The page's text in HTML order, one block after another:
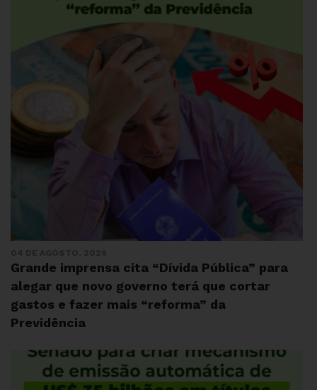
Grande imprensa cita “Dívida Pública” para
alegar que novo governo terá que cortar
gastos e fazer mais “reforma” da
Previdência